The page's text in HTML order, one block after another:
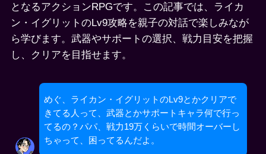
となるアクションRPGです。この記事では、ライカ
ン・イグリットのLv9攻略を親子の対話で楽しみなが
ら学びます。武器やサポートの選択、戦力目安を把握
し、クリアを目指せます。
めぐ、ライカン・イグリットのLv9とかクリアで
きてる人って、武器とかサポートキャラ何で行っ
てるの？パパ、戦力19万くらいで時間オーバーし
ちゃって、困ってるんだよ。